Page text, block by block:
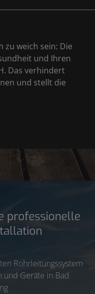
zu weich sein: Die
und Ihren
Das verhindert
und stellt die
professionelle
Rohrleitungssystem
und Geräte in Bad